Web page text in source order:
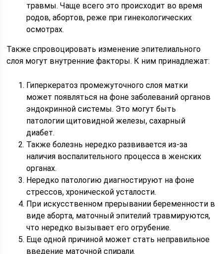
травмы. Чаще всего это происходит во время
родов, абортов, реже при гинекологических
осмотрах.
Также спровоцировать изменение эпителиального
слоя могут внутренние факторы. К ним принадлежат:
Гиперкератоз промежуточного слоя матки
может появляться на фоне заболеваний органов
эндокринной системы. Это могут быть
патологии щитовидной железы, сахарный
диабет.
Также болезнь нередко развивается из-за
наличия воспалительного процесса в женских
органах.
Нередко патологию диагностируют на фоне
стрессов, хронической усталости.
При искусственном прерывании беременности в
виде аборта, маточный эпителий травмируются,
что нередко вызывает его огрубение.
Еще одной причиной может стать неправильное
введение маточной спирали.